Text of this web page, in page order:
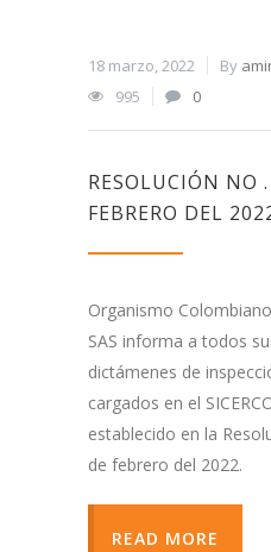
18 marzo, 2022 By
995
0
RESOLUCIÓN NO
FEBRERO DEL
Organismo
SAS informa a todos
dictámenes de
cargados en el
establecido en la
de febrero del 2022.
READ MORE